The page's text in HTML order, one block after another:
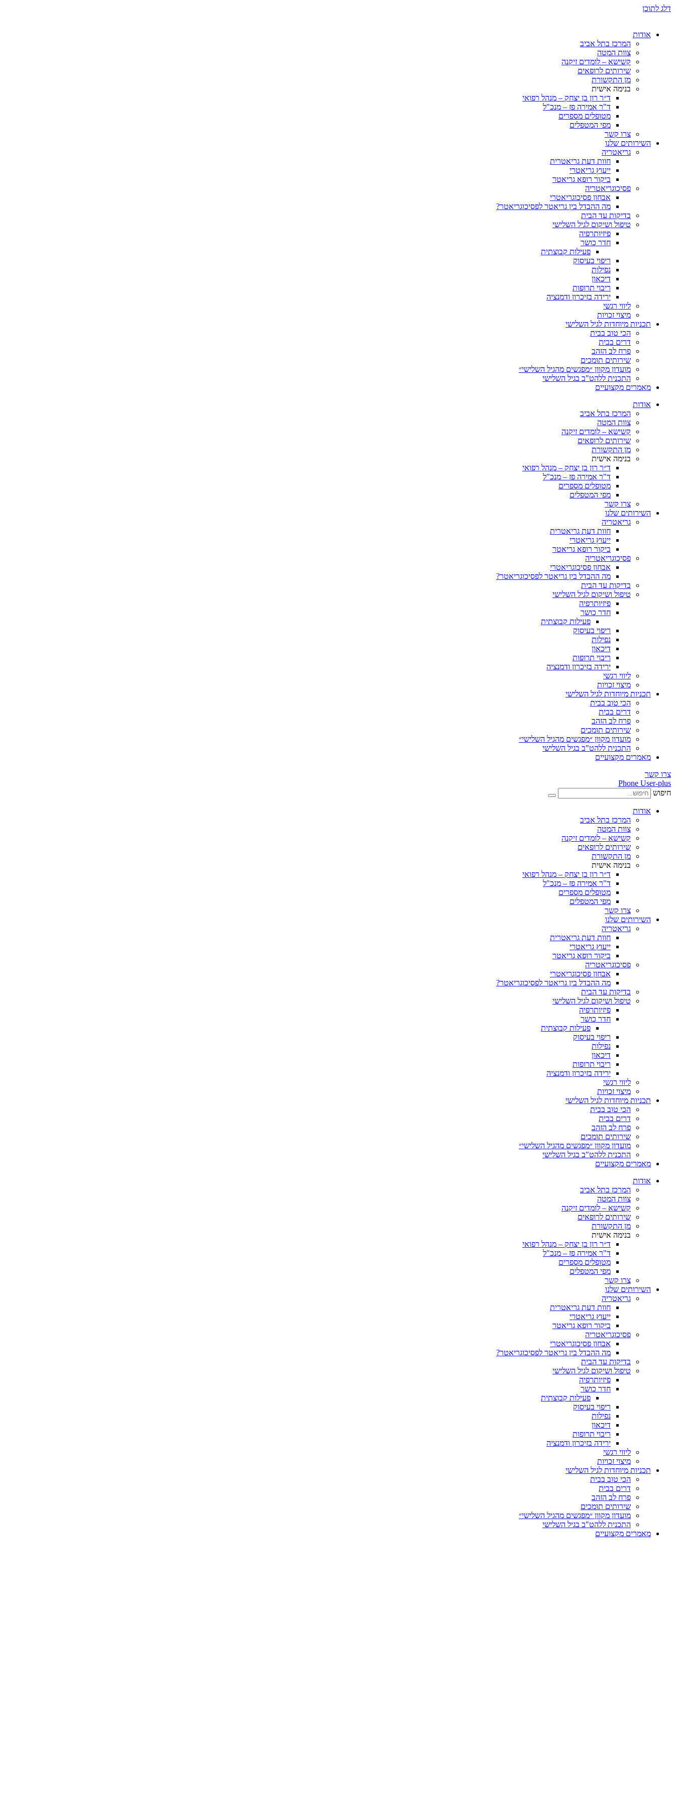
דלג לתוכן
אודות
המרכז בתל אביב
צוות המטה
קשישא – לומדים זיקנה
שירותים לרופאים
מן התקשורת
בנימה אישית
ד״ר רון בן יצחק – מנהל רפואי
ד"ר אמירה פז – מנכ"ל
מטופלים מספרים
מפי המטפלים
צרו קשר
השירותים שלנו
גריאטריה
חוות דעת גריאטרית
ייעוץ גריאטרי
ביקור רופא גריאטר
פסיכוגריאטריה
אבחון פסיכוגריאטרי
מה ההבדל בין גריאטר לפסיכוגריאטר?
בדיקות עד הבית
טיפול ושיקום לגיל השלישי
פיזיותרפיה
חדר כושר
פעילות קבוצתית
ריפוי בעיסוק
נפילות
דיכאון
ריבוי תרופות
ירידה בזיכרון ודמנציה
ליווי רגשי
מיצוי זכויות
תכניות מיוחדות לגיל השלישי
הכי טוב בבית
דרים בבית
פרח לב הזהב
שירותים תומכים
מועדון מקוון ״מפגשים מהגיל השלישי״
התכנית ללהט"ב בגיל השלישי
מאמרים מקצועיים
אודות
המרכז בתל אביב
צוות המטה
קשישא – לומדים זיקנה
שירותים לרופאים
מן התקשורת
בנימה אישית
ד״ר רון בן יצחק – מנהל רפואי
ד"ר אמירה פז – מנכ"ל
מטופלים מספרים
מפי המטפלים
צרו קשר
השירותים שלנו
גריאטריה
חוות דעת גריאטרית
ייעוץ גריאטרי
ביקור רופא גריאטר
פסיכוגריאטריה
אבחון פסיכוגריאטרי
מה ההבדל בין גריאטר לפסיכוגריאטר?
בדיקות עד הבית
טיפול ושיקום לגיל השלישי
פיזיותרפיה
חדר כושר
פעילות קבוצתית
ריפוי בעיסוק
נפילות
דיכאון
ריבוי תרופות
ירידה בזיכרון ודמנציה
ליווי רגשי
מיצוי זכויות
תכניות מיוחדות לגיל השלישי
הכי טוב בבית
דרים בבית
פרח לב הזהב
שירותים תומכים
מועדון מקוון ״מפגשים מהגיל השלישי״
התכנית ללהט"ב בגיל השלישי
מאמרים מקצועיים
צרו קשר
Phone User-plus
חיפוש
אודות
המרכז בתל אביב
צוות המטה
קשישא – לומדים זיקנה
שירותים לרופאים
מן התקשורת
בנימה אישית
ד״ר רון בן יצחק – מנהל רפואי
ד"ר אמירה פז – מנכ"ל
מטופלים מספרים
מפי המטפלים
צרו קשר
השירותים שלנו
גריאטריה
חוות דעת גריאטרית
ייעוץ גריאטרי
ביקור רופא גריאטר
פסיכוגריאטריה
אבחון פסיכוגריאטרי
מה ההבדל בין גריאטר לפסיכוגריאטר?
בדיקות עד הבית
טיפול ושיקום לגיל השלישי
פיזיותרפיה
חדר כושר
פעילות קבוצתית
ריפוי בעיסוק
נפילות
דיכאון
ריבוי תרופות
ירידה בזיכרון ודמנציה
ליווי רגשי
מיצוי זכויות
תכניות מיוחדות לגיל השלישי
הכי טוב בבית
דרים בבית
פרח לב הזהב
שירותים תומכים
מועדון מקוון ״מפגשים מהגיל השלישי״
התכנית ללהט"ב בגיל השלישי
מאמרים מקצועיים
אודות
המרכז בתל אביב
צוות המטה
קשישא – לומדים זיקנה
שירותים לרופאים
מן התקשורת
בנימה אישית
ד״ר רון בן יצחק – מנהל רפואי
ד"ר אמירה פז – מנכ"ל
מטופלים מספרים
מפי המטפלים
צרו קשר
השירותים שלנו
גריאטריה
חוות דעת גריאטרית
ייעוץ גריאטרי
ביקור רופא גריאטר
פסיכוגריאטריה
אבחון פסיכוגריאטרי
מה ההבדל בין גריאטר לפסיכוגריאטר?
בדיקות עד הבית
טיפול ושיקום לגיל השלישי
פיזיותרפיה
חדר כושר
פעילות קבוצתית
ריפוי בעיסוק
נפילות
דיכאון
ריבוי תרופות
ירידה בזיכרון ודמנציה
ליווי רגשי
מיצוי זכויות
תכניות מיוחדות לגיל השלישי
הכי טוב בבית
דרים בבית
פרח לב הזהב
שירותים תומכים
מועדון מקוון ״מפגשים מהגיל השלישי״
התכנית ללהט"ב בגיל השלישי
מאמרים מקצועיים